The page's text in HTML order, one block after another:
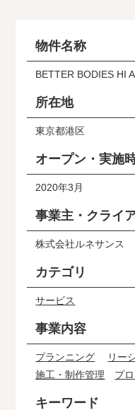
物件名称
BETTER BODIES HI
所在地
東京都港区
オープン・実施
2020年3月
事業主・クライ
株式会社ルネサンス
カテゴリ
サービス
事業内容
プランニング リー
施工・制作管理
プ
キーワード